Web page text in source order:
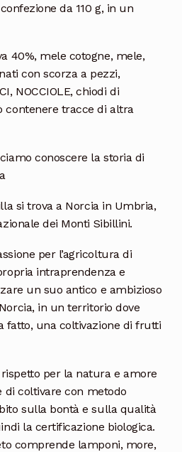
da 110 g, in un
40%, mele cotogne, mele,
con scorza a pezzi,
NOCCIOLE, chiodi di
contenere tracce di altra
conoscere la storia di
si trova a Norcia in Umbria,
dei Monti Sibillini.
per l’agricoltura di
intraprendenza e
un suo antico e ambizioso
in un territorio dove
fatto, una coltivazione di frutti
per la natura e amore
di coltivare con metodo
sulla bontà e sulla qualità
la certificazione biologica.
comprende lamponi, more,